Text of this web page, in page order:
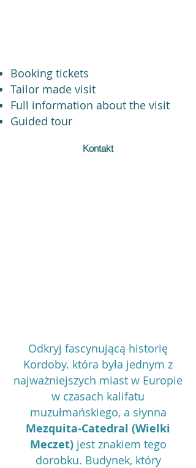
Booking tickets
Tailor made visit
Full information about the visit
Guided tour
Kontakt
Odkryj fascynującą historię
Kordoby. która była jednym z
najważniejszych miast w Europie
w czasach kalifatu
muzułmańskiego, a słynna
Mezquita-Catedral (Wielki
Meczet)jest znakiem tego
dorobku. Budynek, który